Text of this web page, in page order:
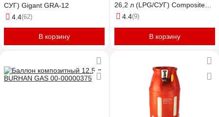
СУГ) Gigant GRA-12
4.4(62)
В корзину
26,2 л (LPG/СУГ) Composite
ACE26.2RW
4.4(9)
В корзину